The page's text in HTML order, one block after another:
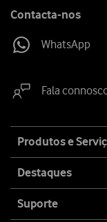
Contacta-nos
WhatsApp
Fala
map
Produtos e
Destaques
Suporte